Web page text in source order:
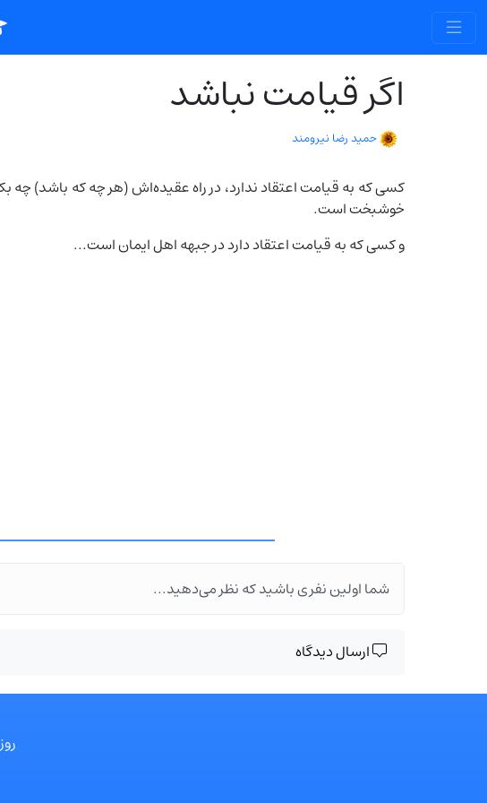
اگر قیامت نباشد
حمید رضا نیرومند
کسی که به قیامت اعتقاد ندارد، در راه عقیده‌اش (هر چه که باشد)
خوشبخت است.
و کسی که به قیامت اعتقاد دارد در جبهه اهل ایمان است...
شما اولین نفری باشید که نظر می‌دهید...
ارسال دیدگاه